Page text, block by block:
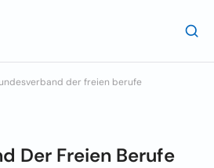
der freien berufe
Der Freien Berufe